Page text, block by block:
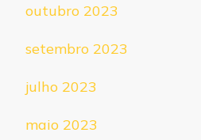
outubro 2023
setembro 2023
julho 2023
maio 2023